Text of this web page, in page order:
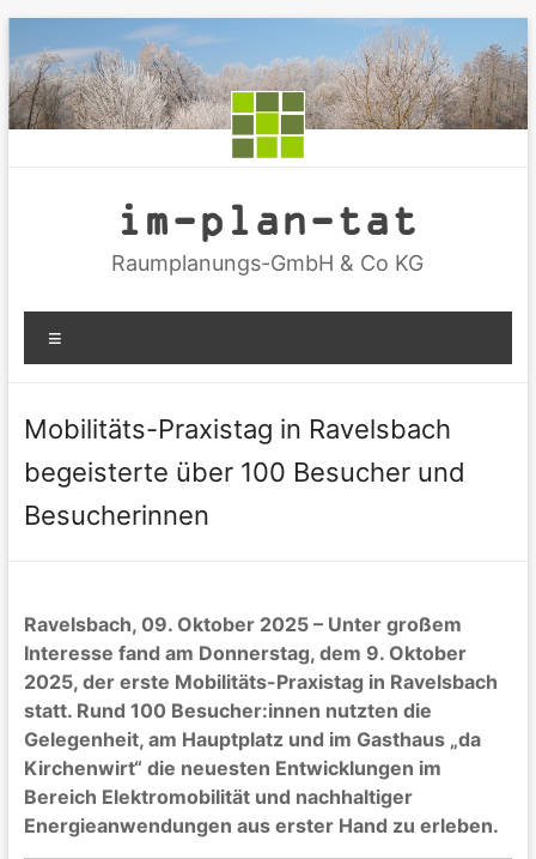
Inhalt
springen
im-plan-tat
Raumplanungs-GmbH & Co KG
Mobilitäts-Praxistag in Ravelsbach
begeisterte über 100 Besucher und
Besucherinnen
Ravelsbach, 09. Oktober 2025 – Unter großem
Interesse fand am Donnerstag, dem 9. Oktober
2025, der erste Mobilitäts-Praxistag in Ravelsbach
statt. Rund 100 Besucher:innen nutzten die
Gelegenheit, am Hauptplatz und im Gasthaus „da
Kirchenwirt“ die neuesten Entwicklungen im
Bereich Elektromobilität und nachhaltiger
Energieanwendungen aus erster Hand zu erleben.